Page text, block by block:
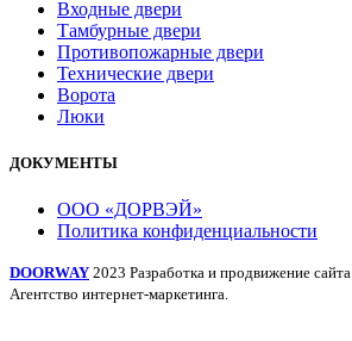
Входные двери
Тамбурные двери
Противопожарные двери
Технические двери
Ворота
Люки
ДОКУМЕНТЫ
ООО «ДОРВЭЙ»
Политика конфиденциальности
DOORWAY 2023 Разработка и продвижение сайта
Агентство интернет-маркетинга.